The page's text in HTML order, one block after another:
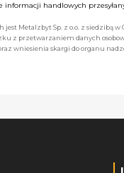
informacji handlowych
Metalzbyt Sp. z o.o. z siedzibą
z przetwarzaniem danych
wniesienia skargi do organu